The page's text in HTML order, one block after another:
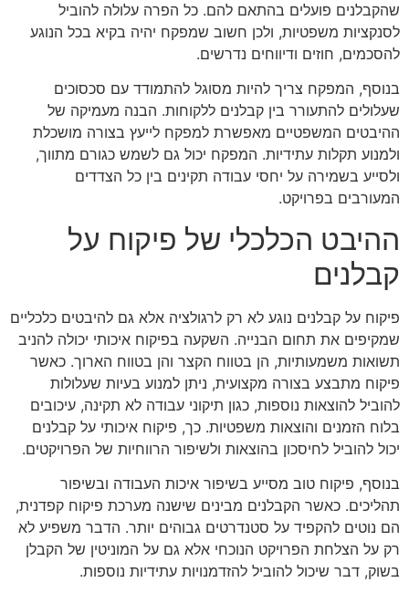
שהקבלנים פועלים בהתאם להם. כל הפרה עלולה להוביל
לסנקציות משפטיות, ולכן חשוב שמפקח יהיה בקיא בכל הנוגע
להסכמים, חוזים ודיווחים נדרשים.
בנוסף, המפקח צריך להיות מסוגל להתמודד עם סכסוכים
שעלולים להתעורר בין קבלנים ללקוחות. הבנה מעמיקה של
ההיבטים המשפטיים מאפשרת למפקח לייעץ בצורה מושכלת
ולמנוע תקלות עתידיות. המפקח יכול גם לשמש כגורם מתווך,
ולסייע בשמירה על יחסי עבודה תקינים בין כל הצדדים
המעורבים בפרויקט.
ההיבט הכלכלי של פיקוח על
קבלנים
פיקוח על קבלנים נוגע לא רק לרגולציה אלא גם להיבטים כלכליים
שמקיפים את תחום הבנייה. השקעה בפיקוח איכותי יכולה להניב
תשואות משמעותיות, הן בטווח הקצר והן בטווח הארוך. כאשר
פיקוח מתבצע בצורה מקצועית, ניתן למנוע בעיות שעלולות
להוביל להוצאות נוספות, כגון תיקוני עבודה לא תקינה, עיכובים
בלוח הזמנים והוצאות משפטיות. כך, פיקוח איכותי על קבלנים
יכול להוביל לחיסכון בהוצאות ולשיפור הרווחיות של הפרויקטים.
בנוסף, פיקוח טוב מסייע בשיפור איכות העבודה ובשיפור
תהליכים. כאשר הקבלנים מבינים שישנה מערכת פיקוח קפדנית,
הם נוטים להקפיד על סטנדרטים גבוהים יותר. הדבר משפיע לא
רק על הצלחת הפרויקט הנוכחי אלא גם על המוניטין של הקבלן
בשוק, דבר שיכול להוביל להזדמנויות עתידיות נוספות.